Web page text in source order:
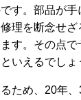
す。部品が
理を断念せ
す。その点
いえるでしょ
ため、20年